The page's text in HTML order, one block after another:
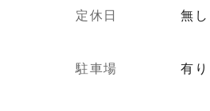
定休日 無し
駐車場 有り